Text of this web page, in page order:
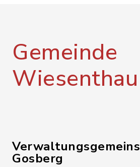
Gemeinde
Wiesenthau
Gosberg